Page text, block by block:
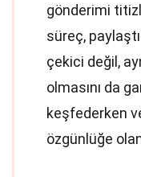
gönderimi
süreç,
çekici değil,
olmasını da
keşfederken
özgünlüğe olan